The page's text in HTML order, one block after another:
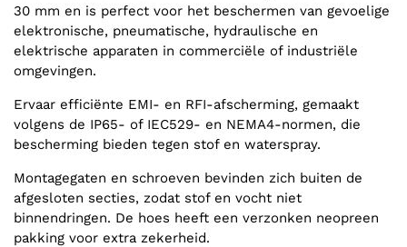
30 mm en is perfect voor het beschermen van gevoelige
elektronische, pneumatische, hydraulische en
elektrische apparaten in commerciële of industriële
omgevingen.
Ervaar efficiënte EMI- en RFI-afscherming, gemaakt
volgens de IP65- of IEC529- en NEMA4-normen, die
bescherming bieden tegen stof en waterspray.
Montagegaten en schroeven bevinden zich buiten de
afgesloten secties, zodat stof en vocht niet
binnendringen. De hoes heeft een verzonken neopreen
pakking voor extra zekerheid.